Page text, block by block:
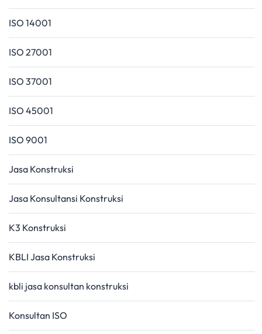
ISO 14001
ISO 27001
ISO 37001
ISO 45001
ISO 9001
Jasa Konstruksi
Jasa Konsultansi Konstruksi
K3 Konstruksi
KBLI Jasa Konstruksi
kbli jasa konsultan konstruksi
Konsultan ISO